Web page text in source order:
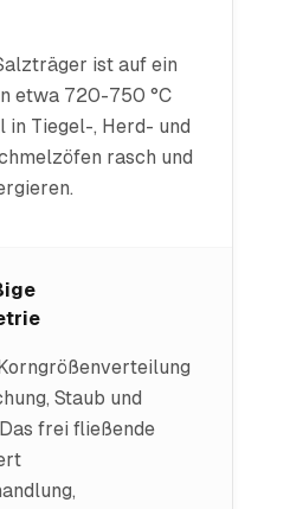
ist auf ein
etwa 720-750 °C
in Tiegel-, Herd- und
rasch und
Staub und
frei fließende